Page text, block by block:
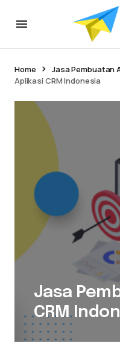
Home Jasa Pembuatan
Aplikasi CRM Indonesia
Jasa
CRM